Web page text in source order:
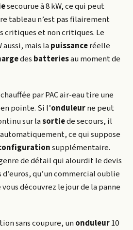
secourue à 8 kW, ce qui peut
tableau n’est pas filairement
critiques et non critiques. Le
aussi, mais lapuissanceréelle
des batteriesau moment de
par PAC air-eau tire une
pointe. Si l’onduleurne peut
sur lasortiede secours, il
ce qui suppose
supplémentaire.
de détail qui alourdit le devis
qu’un commercial oublie
découvrez le jour de la panne
sans coupure, unonduleur10